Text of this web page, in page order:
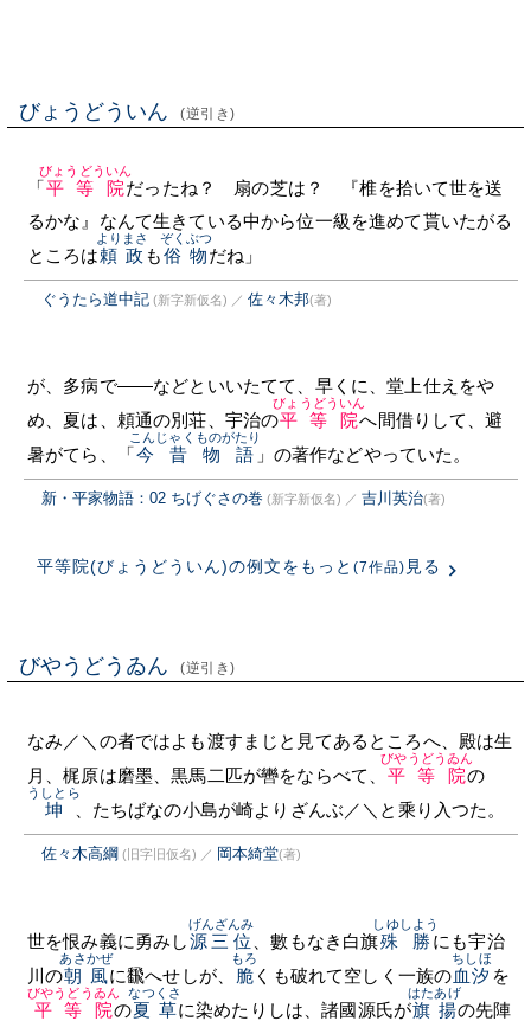
びょうどういん (逆引き)
「平等院
びょうどういん
だったね？ 扇の芝は？ 『椎を拾いて世を送
るかな』なんて生きている中から位一級を進めて貰いたがる
ところは頼政
よりまさ
も俗物
ぞくぶつ
だね」
ぐうたら道中記 (新字新仮名) ／ 佐々木邦(著)
が、多病で——などといいたてて、早くに、堂上仕えをや
め、夏は、頼通の別荘、宇治の平等院
びょうどういん
へ間借りして、避
暑がてら、「今昔物語
こんじゃくものがたり
」の著作などやっていた。
新・平家物語：02 ちげぐさの巻 (新字新仮名) ／ 吉川英治(著)
平等院(びょうどういん)の例文をもっと (7作品) 見る
びやうどうゐん (逆引き)
なみ／＼の者ではよも渡すまじと見てあるところへ、殿は生
月、梶原は磨墨、黒馬二匹が轡をならべて、 平等院
びやうどうゐん
の
坤
うしとら
、たちばなの小島が崎よりざんぶ／＼と乘り入つた。
佐々木高綱 (旧字旧仮名) ／ 岡本綺堂(著)
世を恨み義に勇みし源三位
げんざんみ
、數もなき白旗殊勝
しゆしよう
にも宇治
川の朝風
あさかぜ
に飜へせしが、 脆
もろ
くも破れて空しく一族の血汐
ちしほ
を
平等院
びやうどうゐん
の夏草
なつくさ
に染めたりしは、諸國源氏が旗揚
はたあげ
の先陣